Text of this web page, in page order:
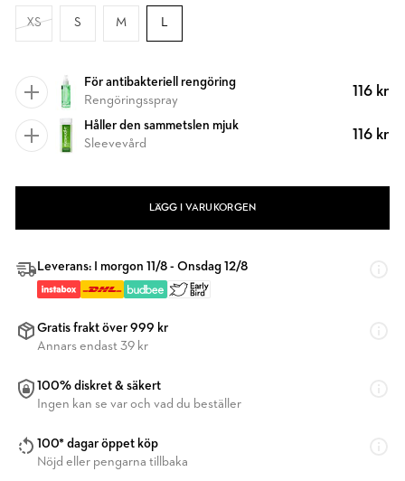
XS S M L
För antibakteriell rengöring
Rengöringsspray
116 kr
Håller den sammetslen mjuk
Sleevevård
116 kr
LÄGG I VARUKORGEN
Leverans: I morgon 11/8 - Onsdag 12/8
Gratis frakt över 999 kr
Annars endast 39 kr
100% diskret & säkert
Ingen kan se var och vad du beställer
100* dagar öppet köp
Nöjd eller pengarna tillbaka